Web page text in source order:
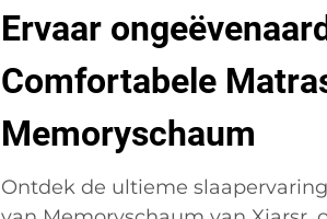
Ervaar
Comfortabele
Memoryschaum
Ontdek de ultieme